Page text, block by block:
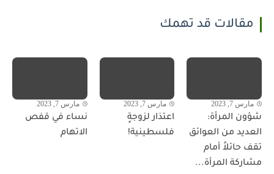
مقالات قد تهمك
مارس 7, 2023
شؤون المرأة:
العديد من العوائق
تقف حائلاً أمام
مشاركة المرأة...
مارس 7, 2023
اعتذار لزوجةٍ
فلسطينية!
مارس 7, 2023
نساء في قفص
الاتهام